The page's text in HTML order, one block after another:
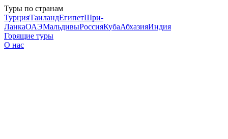
Туры по странам
ТурцияТаиландЕгипетШри-
ЛанкаОАЭМальдивыРоссияКубаАбхазияИндия
Горящие туры
О нас